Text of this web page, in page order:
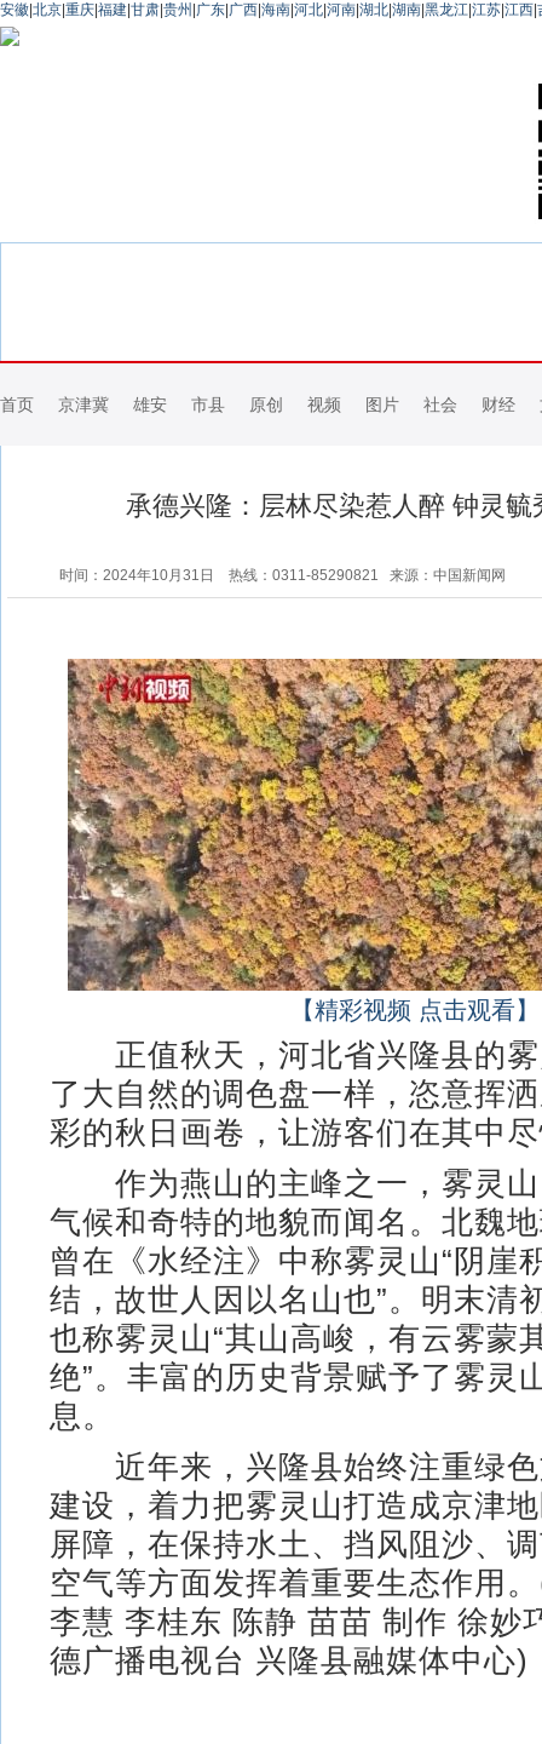
安徽 北京 重庆 福建 甘肃 贵州 广东 广西 海南 河北 河南 湖北 湖南 黑龙江 江苏 江西
首页 京津冀 雄安 市县 原创 视频 图片 社会 财经
承德兴隆：层林尽染惹人醉 钟灵毓
时间：2024年10月31日 热线：0311-85290821 来源：中国新闻网
【精彩视频 点击观看】
正值秋天，河北省兴隆县的雾
了大自然的调色盘一样，恣意挥
彩的秋日画卷，让游客们在其中
作为燕山的主峰之一，雾灵山
气候和奇特的地貌而闻名。北魏
曾在《水经注》中称雾灵山“阴崖
结，故世人因以名山也”。明末清
也称雾灵山“其山高峻，有云雾蒙
绝”。丰富的历史背景赋予了雾灵
息。
近年来，兴隆县始终注重绿色
建设，着力把雾灵山打造成京津
屏障，在保持水土、挡风阻沙、
空气等方面发挥着重要生态作用
李慧 李桂东 陈静 苗苗 制作 徐妙
德广播电视台 兴隆县融媒体中心)